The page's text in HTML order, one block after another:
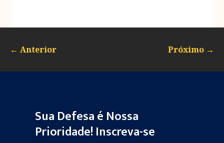
← Anterior Próximo →
Sua Defesa é Nossa
Prioridade! Inscreva-se